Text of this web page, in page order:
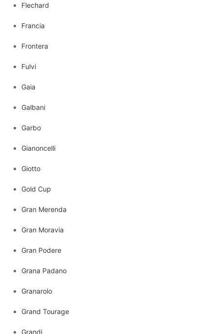
Flechard
Francia
Frontera
Fulvi
Gaia
Galbani
Garbo
Gianoncelli
Giotto
Gold Cup
Gran Merenda
Gran Moravia
Gran Podere
Grana Padano
Granarolo
Grand Tourage
Grandi